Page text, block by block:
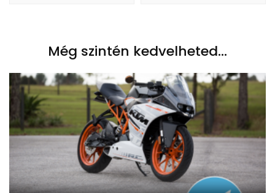
Még szintén kedvelheted...